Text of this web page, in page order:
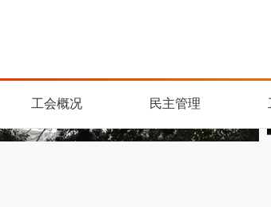
工会概况 民主管理